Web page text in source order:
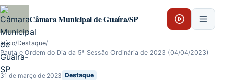
Pular para o conteúdo
Câmara Municipal de Guaíra/SP
Início/Destaque/
Pauta e Ordem do Dia da 5ª Sessão Ordinária de 2023 (04/04/2023)
31 de março de 2023 Destaque